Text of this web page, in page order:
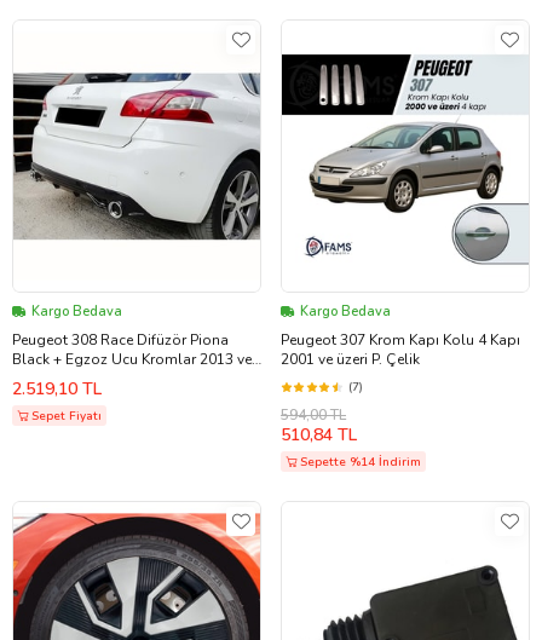
Kargo Bedava
Peugeot 308 Race Difüzör Piona
Black + Egzoz Ucu Kromlar 2013 ve
üzeri
2.519,10 TL
Sepet Fiyatı
Kargo Bedava
Peugeot 307 Krom Kapı Kolu 4 Kapı
2001 ve üzeri P. Çelik
(7)
594,00 TL
510,84 TL
Sepette %14 İndirim